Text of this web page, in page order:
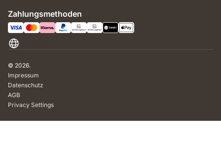
Zahlungsmethoden
© 2026.
Impressum
Datenschutz
AGB
Privacy Settings